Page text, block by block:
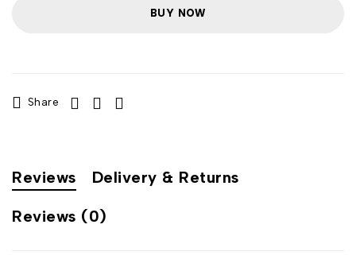
BUY NOW
Share
Reviews Delivery & Returns
Reviews (0)